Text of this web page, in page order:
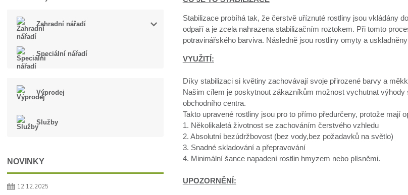
Zahradní nářadí
Speciální nářadí
Výprodej
Služby
NOVINKY
12.12.2025
Stabilizace probíhá tak, že čerstvě uříznuté rostliny jsou vkládány
odpaří a je zcela nahrazena stabilizačním roztokem. Při tomto
potravinářského barviva. Následně jsou rostliny omyty a
VYUŽITÍ:
Díky stabilizaci si květiny zachovávají svoje přirozené barvy a
Našim cílem je poskytnout zákazníkům možnost vychutnat
obchodního centra.
Takto upravené rostliny jsou pro to přímo předurčeny, protože
1. Několikaletá životnost se zachováním čerstvého vzhledu
2. Absolutní bezúdržbovost (bez vody,bez požadavků na světlo)
3. Snadné skladování a přepravování
4. Minimální šance napadení rostlin hmyzem nebo plísněmi.
UPOZORNĚNÍ: